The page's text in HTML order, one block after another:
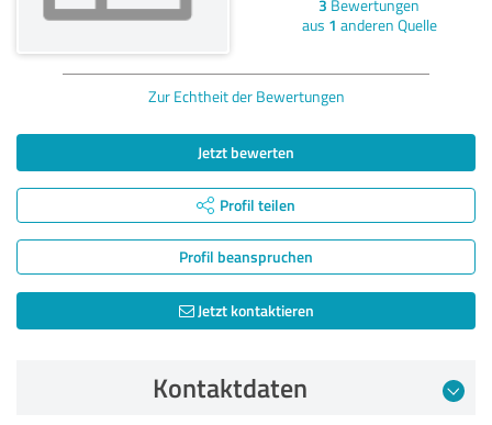
3 Bewertungen
aus 1 anderen Quelle
Zur Echtheit der Bewertungen
Jetzt bewerten
Profil teilen
Profil beanspruchen
Jetzt kontaktieren
Kontaktdaten